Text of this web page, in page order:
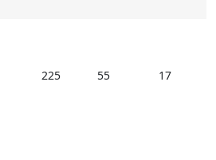
225 55 17